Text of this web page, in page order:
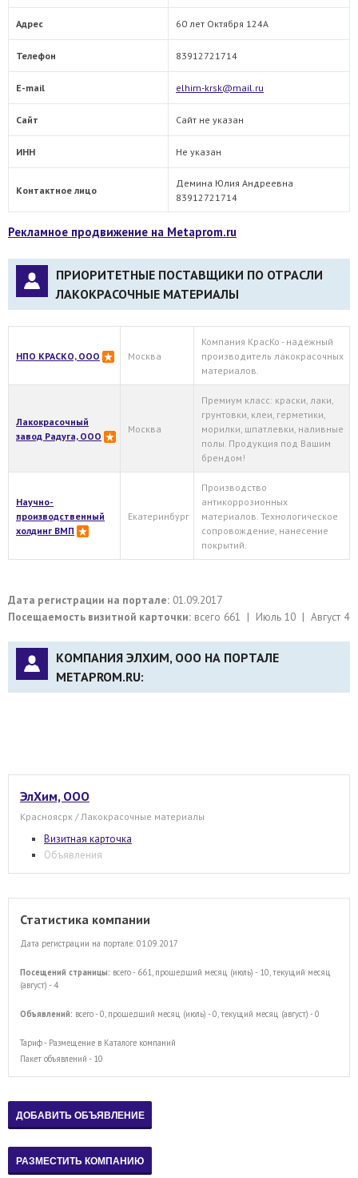
Адрес 60 лет Октября 124А
Телефон 83912721714
E-mail elhim-krsk@mail.ru
Сайт Сайт не указан
ИНН Не указан
Контактное лицо
Демина Юлия Андреевна
83912721714
Рекламное продвижение на Metaprom.ru
ПРИОРИТЕТНЫЕ ПОСТАВЩИКИ ПО ОТРАСЛИ
ЛАКОКРАСОЧНЫЕ МАТЕРИАЛЫ
НПО КРАСКО, ООО Москва
Компания КрасКо - надёжный
производитель лакокрасочных
материалов.
Лакокрасочный
завод Радуга, ООО
Москва
Премиум класс: краски, лаки,
грунтовки, клеи, герметики,
морилки, шпатлевки, наливные
полы. Продукция под Вашим
брендом!
Научно-
производственный
холдинг ВМП
Екатеринбург
Производство
антикоррозионных
материалов. Технологическое
сопровождение, нанесение
покрытий.
Дата регистрации на портале: 01.09.2017
Посещаемость визитной карточки: всего 661 | Июль 10 | Август 4
КОМПАНИЯ ЭЛХИМ, ООО НА ПОРТАЛЕ
METAPROM.RU:
ЭлХим, ООО
Красноясрк / Лакокрасочные материалы
Визитная карточка
Объявления
Статистика компании
Дата регистрации на портале: 01.09.2017
Посещений страницы: всего - 661, прошедший месяц (июль) - 10, текущий месяц
(август) - 4
Объявлений: всего - 0, прошедший месяц (июль) - 0, текущий месяц (август) - 0
Тариф - Размещение в Каталоге компаний
Пакет объявлений - 10